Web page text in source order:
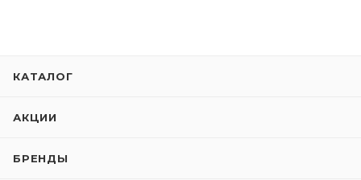
КАТАЛОГ
АКЦИИ
БРЕНДЫ